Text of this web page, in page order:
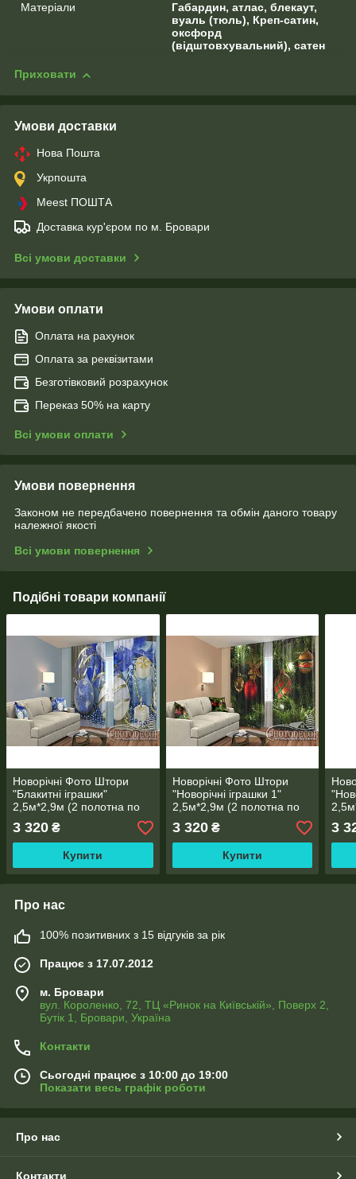
Матеріали
Габардин, атлас, блекаут,
вуаль (тюль), Креп-сатин,
оксфорд
(відштовхувальний), сатен
Приховати
Умови доставки
Нова Пошта
Укрпошта
Meest ПОШТА
Доставка кур'єром по м. Бровари
Всі умови доставки
Умови оплати
Оплата на рахунок
Оплата за реквізитами
Безготівковий розрахунок
Переказ 50% на карту
Всі умови оплати
Умови повернення
Законом не передбачено повернення та обмін даного товару
належної якості
Всі умови повернення
Подібні товари компанії
Новорічні Фото Штори
"Блакитні іграшки"
2,5м*2,9м (2 полотна по
3 320 ₴
Купити
Новорічні Фото Штори
"Новорічні іграшки 1"
2,5м*2,9м (2 полотна по
3 320₴
Купити
3
Про нас
100% позитивних з 15 відгуків за рік
Працює з 17.07.2012
м. Бровари
вул. Короленко, 72, ТЦ «Ринок на Київській», Поверх 2,
Бутік 1, Бровари, Україна
Контакти
Сьогодні працює з 10:00 до 19:00
Показати весь графік роботи
Про нас
Контакти